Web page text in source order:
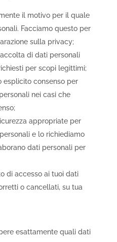
il motivo per il quale
Facciamo questo per
sulla privacy;
di dati personali
per scopi legittimi;
esplicito consenso per
nei casi che
appropriate per
e lo richiediamo
dati personali per
di accesso ai tuoi dati
o cancellati, su tua
esattamente quali dati